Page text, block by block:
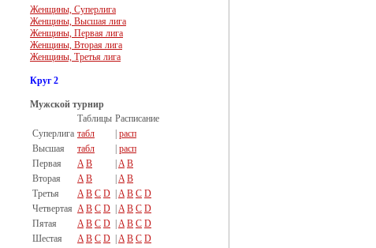
Женщины, Суперлига
Женщины, Высшая лига
Женщины, Первая лига
Женщины, Вторая лига
Женщины, Третья лига
Круг 2
Мужской турнир
Таблицы Расписание
Суперлига табл
расп
Высшая
табл
расп
Первая
A B A B
Вторая
A B A B
Третья
A B C D A B C D
Четвертая A B C D A B C D
Пятая
A B C D A B C D
Шестая
A B C D A B C D